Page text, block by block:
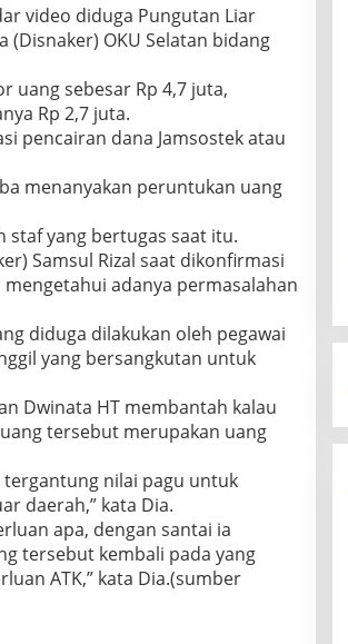
video diduga Pungutan Liar
(Disnaker) OKU Selatan bidang
uang sebesar Rp 4,7 juta,
Rp 2,7 juta.
pencairan dana Jamsostek atau
menanyakan peruntukan uang
yang bertugas saat itu.
Samsul Rizal saat dikonfirmasi
adanya permasalahan
diduga dilakukan oleh pegawai
yang bersangkutan untuk
Dwinata HT membantah kalau
tersebut merupakan uang
nilai pagu untuk
daerah,” kata Dia.
apa, dengan santai ia
tersebut kembali pada yang
ATK,” kata Dia.(sumber